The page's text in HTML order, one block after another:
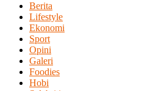
Berita
Lifestyle
Ekonomi
Sport
Opini
Galeri
Foodies
Hobi